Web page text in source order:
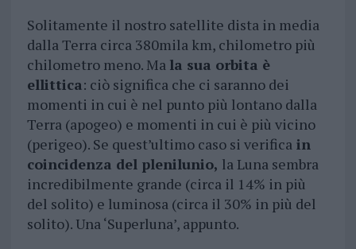
Solitamente il nostro satellite dista in media
dalla Terra circa 380mila km, chilometro più
chilometro meno. Ma la sua orbita è
ellittica: ciò significa che ci saranno dei
momenti in cui è nel punto più lontano dalla
Terra (apogeo) e momenti in cui è più vicino
(perigeo). Se quest’ultimo caso si verificain
coincidenza del plenilunio, la Luna sembra
incredibilmente grande (circa il 14% in più
del solito) e luminosa (circa il 30% in più del
solito). Una ‘Superluna’, appunto.